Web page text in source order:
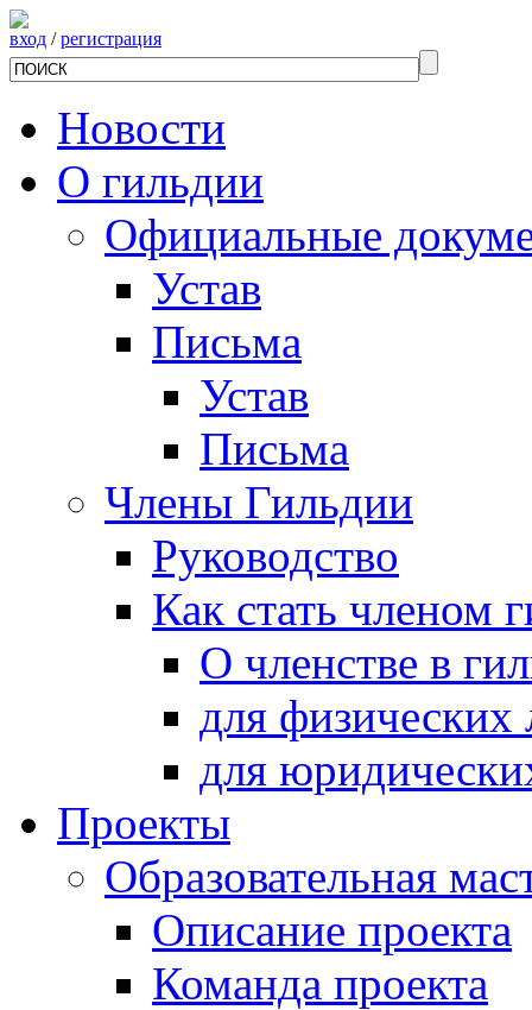
вход /регистрация
Новости
О гильдии
Официальные
Устав
Письма
Устав
Письма
Члены Гильдии
Руководство
Как стать членом
О членстве в
для физических
для
Проекты
Образовательная
Описание проекта
Команда проекта